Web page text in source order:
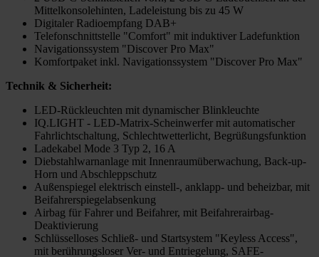
Mittelkonsolehinten, Ladeleistung bis zu 45 W
Digitaler Radioempfang DAB+
Telefonschnittstelle "Comfort" mit induktiver Ladefunktion
Navigationssystem "Discover Pro Max"
Komfortpaket inkl. Navigationssystem "Discover Pro Max"
Technik & Sicherheit:
LED-Rückleuchten mit dynamischer Blinkleuchte
IQ.LIGHT - LED-Matrix-Scheinwerfer mit automatischer
Fahrlichtschaltung, Schlechtwetterlicht, Begrüßungsfunktion
Ladekabel Mode 3 Typ 2, 16 A
Diebstahlwarnanlage mit Innenraumüberwachung, Back-up-
Horn und Abschleppschutz
Außenspiegel elektrisch einstell-, anklapp- und beheizbar, mit
Beifahrerspiegelabsenkung
Airbag für Fahrer und Beifahrer, mit Beifahrerairbag-
Deaktivierung
Schlüsselloses Schließ- und Startsystem "Keyless Access",
mit berührungsloser Ver- und Entriegelung, SAFE-